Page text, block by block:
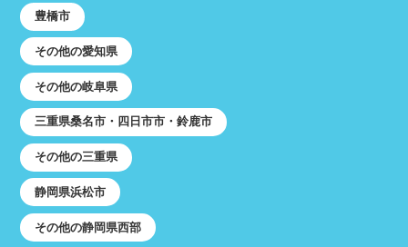
豊橋市
その他の愛知県
その他の岐阜県
三重県桑名市・四日市市・鈴鹿市
その他の三重県
静岡県浜松市
その他の静岡県西部